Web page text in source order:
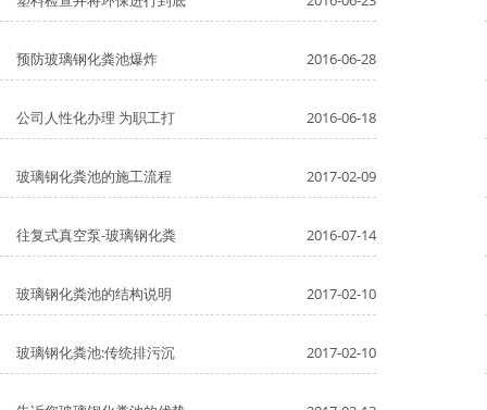
预防玻璃钢化粪池爆炸 2016-06-28
公司人性化办理 为职工打 2016-06-18
玻璃钢化粪池的施工流程 2017-02-09
往复式真空泵-玻璃钢化粪 2016-07-14
玻璃钢化粪池的结构说明 2017-02-10
玻璃钢化粪池:传统排污沉 2017-02-10